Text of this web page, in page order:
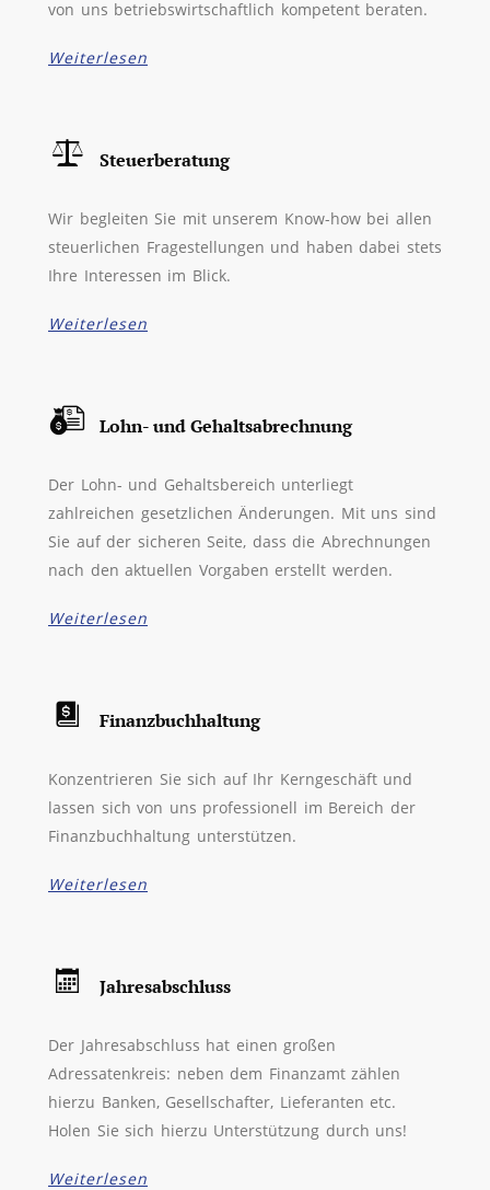
von uns betriebswirtschaftlich kompetent beraten.
Weiterlesen
Steuerberatung
Wir begleiten Sie mit unserem Know-how bei allen
steuerlichen Fragestellungen und haben dabei stets
Ihre Interessen im Blick.
Weiterlesen
Lohn- und Gehaltsabrechnung
Der Lohn- und Gehaltsbereich unterliegt
zahlreichen gesetzlichen Änderungen. Mit uns sind
Sie auf der sicheren Seite, dass die Abrechnungen
nach den aktuellen Vorgaben erstellt werden.
Weiterlesen
Finanzbuchhaltung
Konzentrieren Sie sich auf Ihr Kerngeschäft und
lassen sich von uns professionell im Bereich der
Finanzbuchhaltung unterstützen.
Weiterlesen
Jahresabschluss
Der Jahresabschluss hat einen großen
Adressatenkreis: neben dem Finanzamt zählen
hierzu Banken, Gesellschafter, Lieferanten etc.
Holen Sie sich hierzu Unterstützung durch uns!
Weiterlesen